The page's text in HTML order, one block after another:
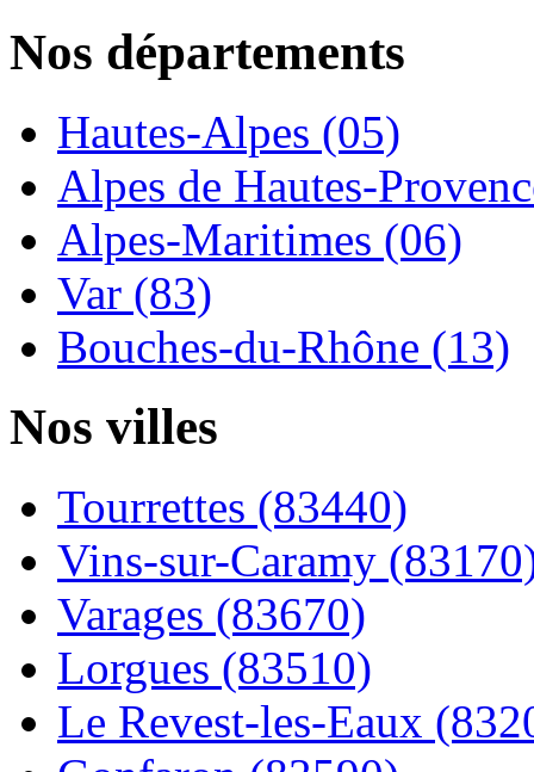
Nos départements
Hautes-Alpes (05)
Alpes de Hautes-
Alpes-Maritimes (06)
Var (83)
Bouches-du-Rhône (13)
Nos villes
Tourrettes (83440)
Vins-sur-Caramy
Varages (83670)
Lorgues (83510)
Le Revest-les-Eaux